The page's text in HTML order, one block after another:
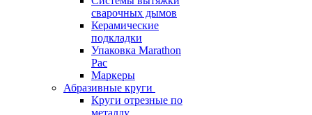
сварочных дымов
Керамические
подкладки
Упаковка Marathon
Pac
Маркеры
Абразивные круги
Круги отрезные по
металлу